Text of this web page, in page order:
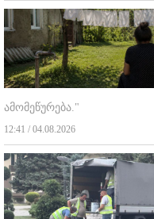
ამომეწურება."
12:41 / 04.08.2026